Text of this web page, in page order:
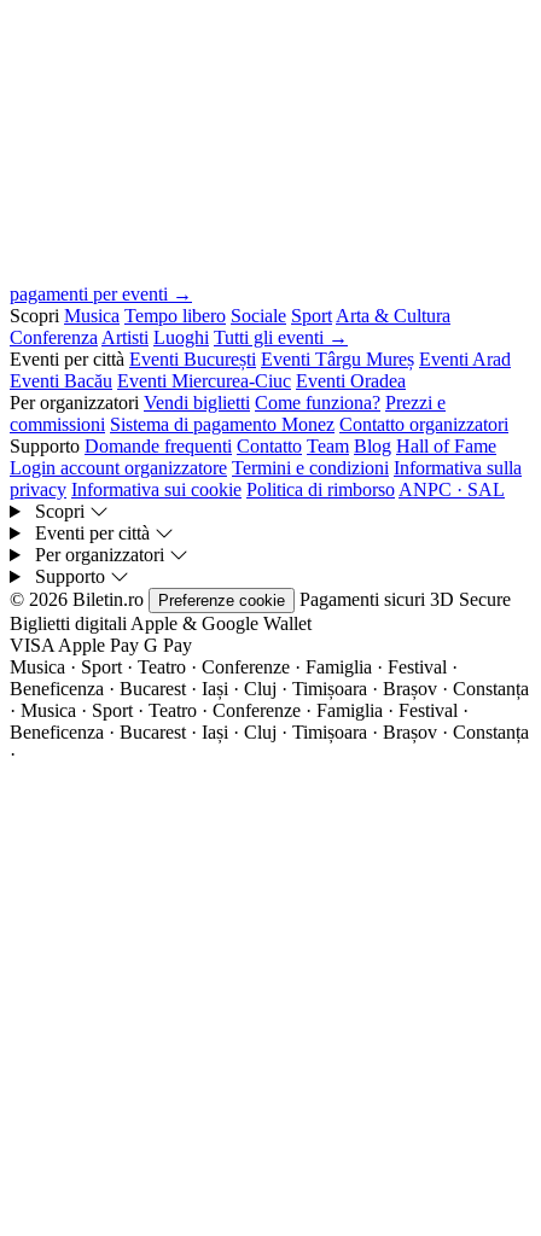
pagamenti per eventi →
Scopri Musica Tempo libero Sociale Sport Arta & Cultura
Conferenza Artisti Luoghi Tutti gli eventi →
Eventi per città Eventi București Eventi Târgu Mureș Eventi Arad
Eventi Bacău Eventi Miercurea-Ciuc Eventi Oradea
Per organizzatori Vendi biglietti Come funziona? Prezzi e
commissioni Sistema di pagamento Monez Contatto organizzatori
Supporto Domande frequenti Contatto Team Blog Hall of Fame
Login account organizzatore Termini e condizioni Informativa sulla
privacy Informativa sui cookie Politica di rimborso ANPC · SAL
Scopri
Eventi per città
Per organizzatori
Supporto
© 2026 Biletin.ro
Preferenze cookie Pagamenti sicuri 3D Secure
Biglietti digitali Apple & Google Wallet
VISA Apple Pay G Pay
Musica · Sport · Teatro · Conferenze · Famiglia · Festival ·
Beneficenza · Bucarest · Iași · Cluj · Timișoara · Brașov · Constanța
· Musica · Sport · Teatro · Conferenze · Famiglia · Festival ·
Beneficenza · Bucarest · Iași · Cluj · Timișoara · Brașov · Constanța
·